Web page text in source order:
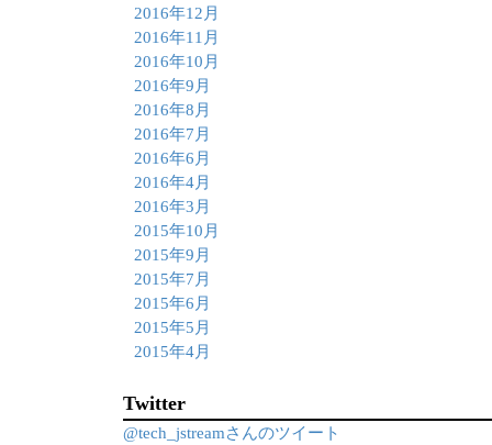
2016年12月
2016年11月
2016年10月
2016年9月
2016年8月
2016年7月
2016年6月
2016年4月
2016年3月
2015年10月
2015年9月
2015年7月
2015年6月
2015年5月
2015年4月
Twitter
@tech_jstreamさんのツイート